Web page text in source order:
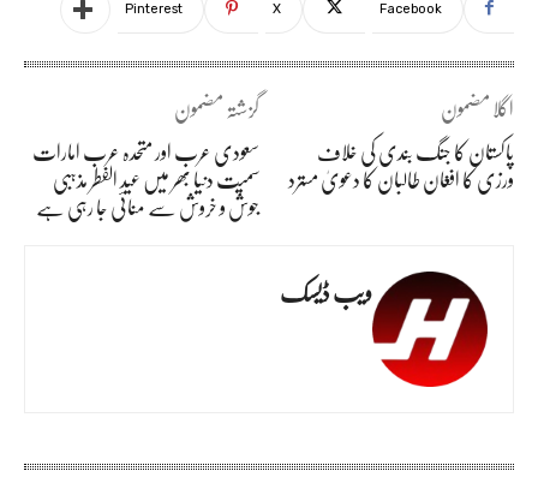
Facebook
X
Pinterest
گزشتہ مضمون
سعودی عرب اور متحدہ عرب امارات
سمیت دنیا بھر میں عید الفطر مذہبی
جوش و خروش سے منائی جا رہی ہے
اگلا مضمون
پاکستان کا جنگ بندی کی خلاف
ورزی کا افغان طالبان کا دعویٰ مسترد
ویب ڈیسک